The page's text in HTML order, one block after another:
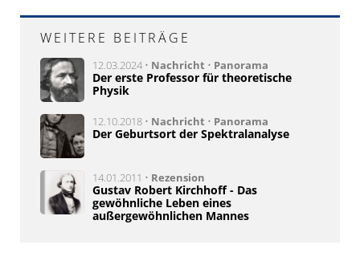
WEITERE BEITRÄGE
12.03.2024 • Nachricht • Panorama
Der erste Professor für theoretische
Physik
12.10.2018 • Nachricht • Panorama
Der Geburtsort der Spektralanalyse
14.01.2011 • Rezension
Gustav Robert Kirchhoff - Das
gewöhnliche Leben eines
außergewöhnlichen Mannes